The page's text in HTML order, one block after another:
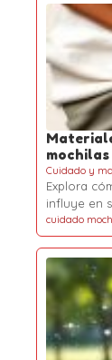
mochilas
Cuidado y
Explora
influye en
cuidado